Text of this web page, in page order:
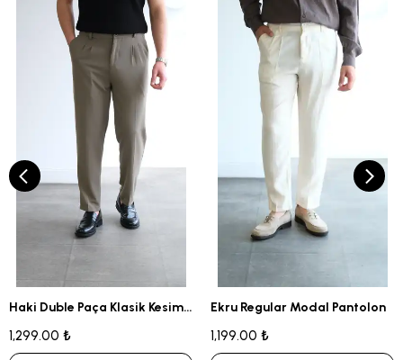
Haki Duble Paça Klasik Kesim Kumaş Pantolon
1,299.00 ₺
Ekru Regular Modal Pantolon
1,199.00 ₺